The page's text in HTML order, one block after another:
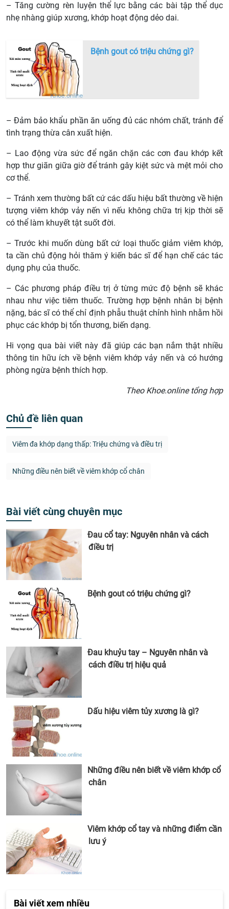
– Tăng cường rèn luyện thể lực bằng các bài tập thể dục
nhẹ nhàng giúp xương, khớp hoạt động dẻo dai.
Bệnh gout có triệu chứng gì?
– Đảm bảo khẩu phần ăn uống đủ các nhóm chất, tránh để
tình trạng thừa cân xuất hiện.
– Lao động vừa sức để ngăn chặn các cơn đau khớp kết
hợp thư giãn giữa giờ để tránh gây kiệt sức và mệt mỏi cho
cơ thể.
– Tránh xem thường bất cứ các dấu hiệu bất thường về hiện
tượng viêm khớp vảy nến vì nếu không chữa trị kịp thời sẽ
có thể làm khuyết tật suốt đời.
– Trước khi muốn dùng bất cứ loại thuốc giảm viêm khớp,
ta cần chủ động hỏi thăm ý kiến bác sĩ để hạn chế các tác
dụng phụ của thuốc.
– Các phương pháp điều trị ở từng mức độ bệnh sẽ khác
nhau như việc tiêm thuốc. Trường hợp bệnh nhân bị bệnh
nặng, bác sĩ có thể chỉ định phẫu thuật chỉnh hình nhằm hồi
phục các khớp bị tổn thương, biến dạng.
Hi vọng qua bài viết này đã giúp các bạn nắm thật nhiều
thông tin hữu ích về bệnh viêm khớp vảy nến và có hướng
phòng ngừa bệnh thích hợp.
Theo Khoe.online tổng hợp
Chủ đề liên quan
Viêm đa khớp dạng thấp: Triệu chứng và điều trị
Những điều nên biết về viêm khớp cổ chân
Bài viết cùng chuyên mục
Đau cổ tay: Nguyên nhân và cách
điều trị
Bệnh gout có triệu chứng gì?
Đau khuỷu tay – Nguyên nhân và
cách điều trị hiệu quả
Dấu hiệu viêm tủy xương là gì?
Những điều nên biết về viêm khớp cổ
chân
Viêm khớp cổ tay và những điểm cần
lưu ý
Bài viết xem nhiều